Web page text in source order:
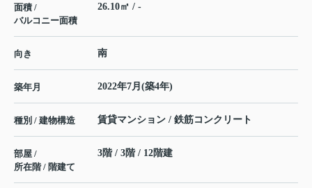
面積 /
バルコニー面積
26.10㎡ / -
向き 南
築年月 2022年7月(築4年)
種別 / 建物構造 賃貸マンション / 鉄筋コンクリート
部屋 /
所在階 / 階建て
3階 / 3階 / 12階建